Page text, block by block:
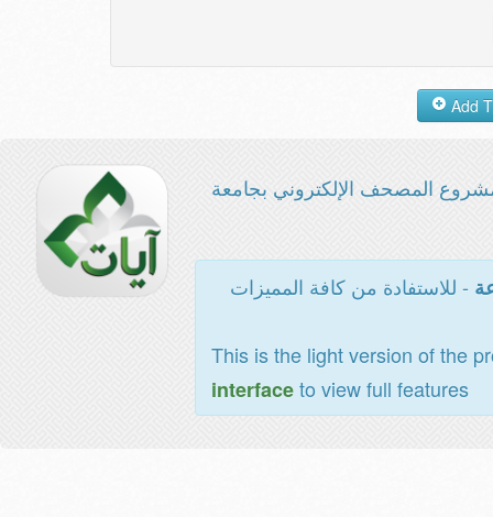
المصحف الإلكتروني بجامعة
- للاستفادة من كافة المميزات
This is the light version of the
interfaceto view full features